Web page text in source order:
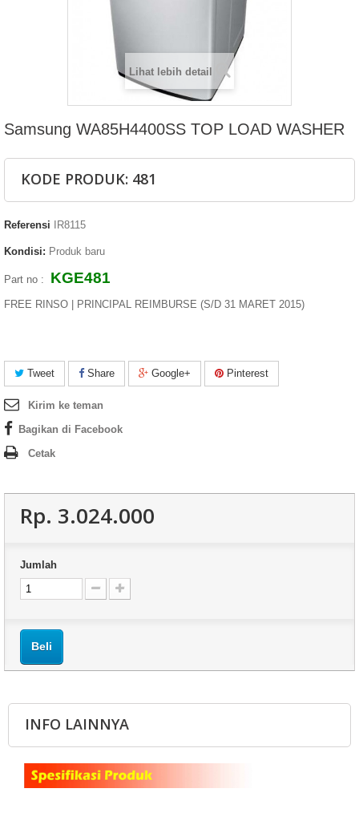
Lihat lebih detail
Samsung WA85H4400SS TOP LOAD WASHER
KODE PRODUK: 481
Referensi IR8115
Kondisi: Produk baru
Part no : KGE481
FREE RINSO | PRINCIPAL REIMBURSE (S/D 31 MARET 2015)
Tweet Share Google+ Pinterest
Kirim ke teman
Bagikan di Facebook
Cetak
Rp‎. 3.024.000
Jumlah
Beli
INFO LAINNYA